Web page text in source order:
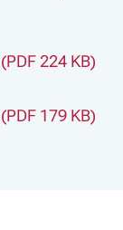
224 KB)
179 KB)